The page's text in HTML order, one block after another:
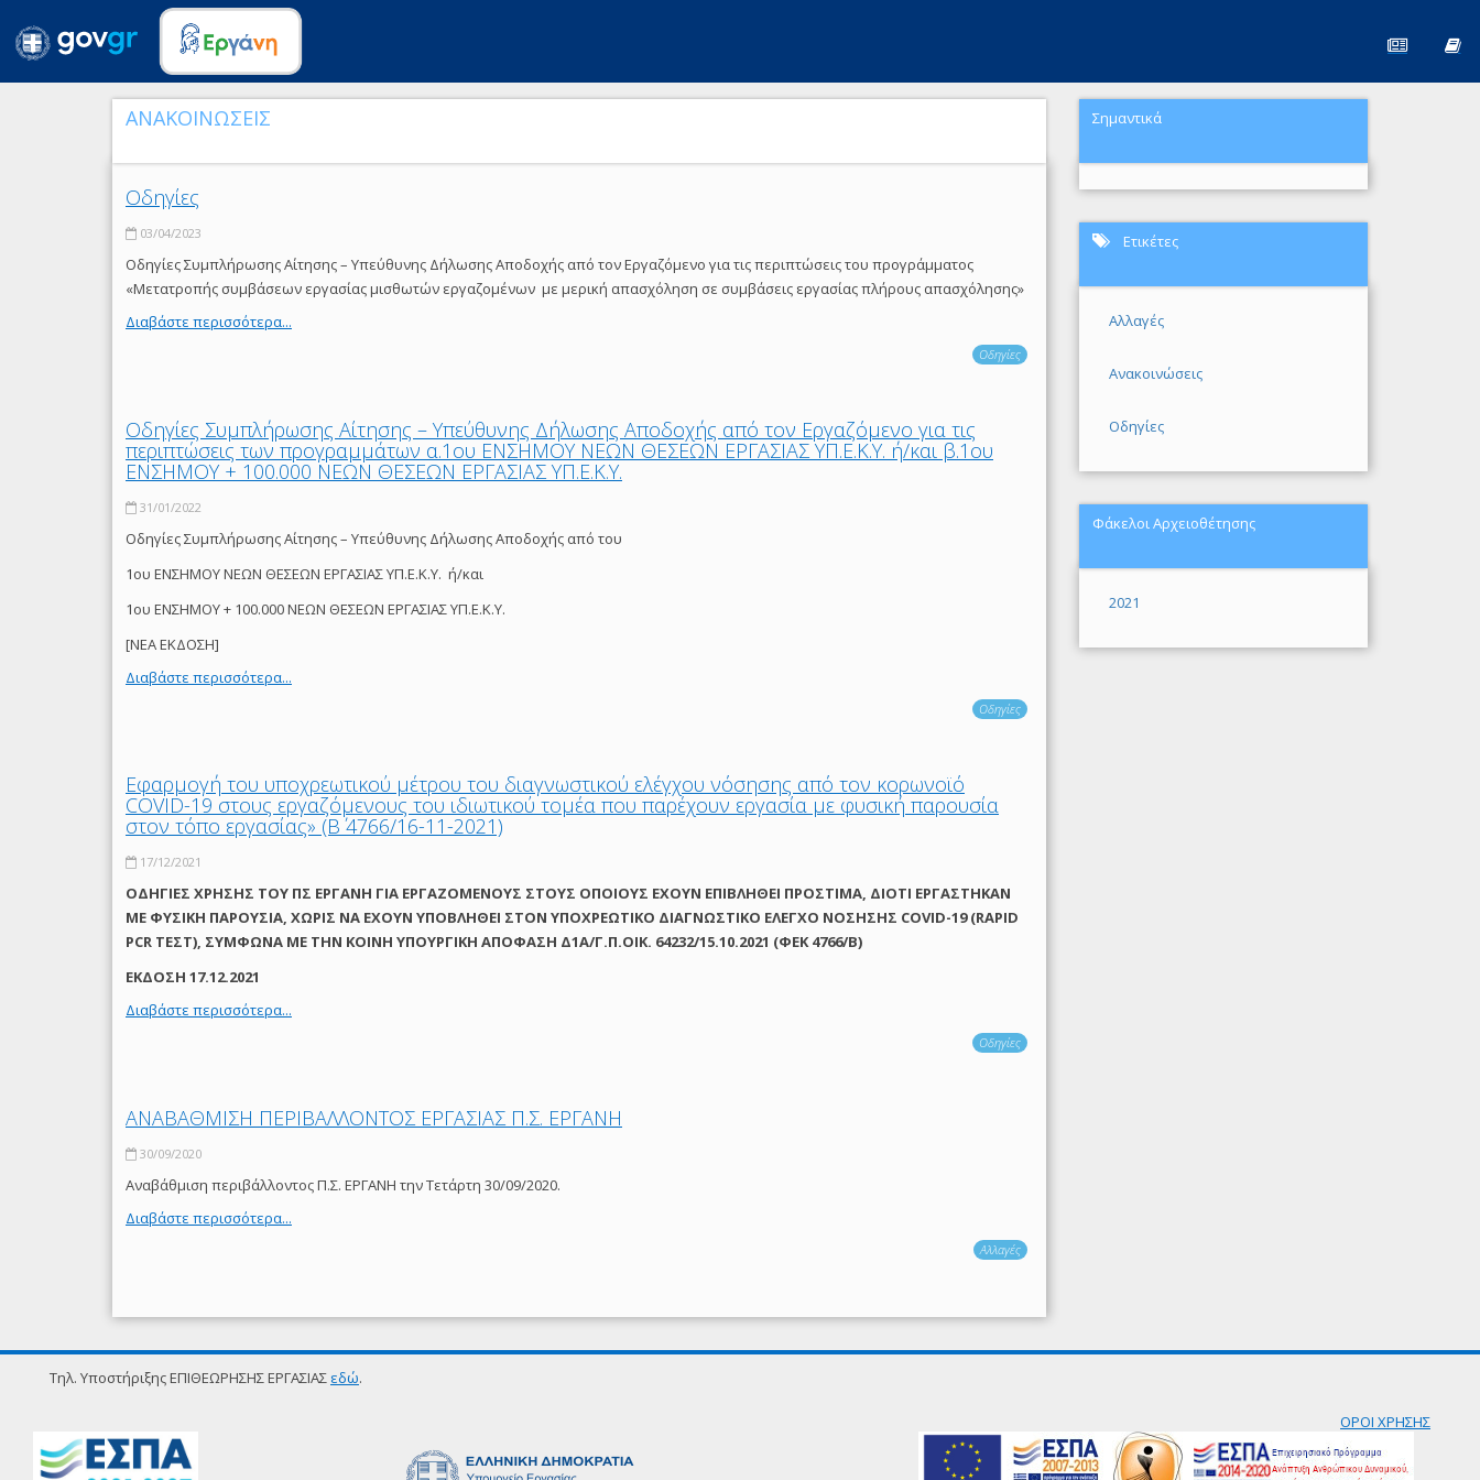
ΑΝΑΚΟΙΝΩΣΕΙΣ
Οδηγίες
03/04/2023
Οδηγίες Συμπλήρωσης Αίτησης – Υπεύθυνης Δήλωσης Αποδοχής από τον Εργαζόμενο για τις περιπτώσεις του προγράμματος
«Μετατροπής συμβάσεων εργασίας μισθωτών εργαζομένων με μερική απασχόληση σε συμβάσεις εργασίας πλήρους απασχόλησης»
Διαβάστε περισσότερα...
Οδηγίες
Οδηγίες Συμπλήρωσης Αίτησης – Υπεύθυνης Δήλωσης Αποδοχής από τον Εργαζόμενο για τις
περιπτώσεις των προγραμμάτων α.1ου ΕΝΣΗΜΟΥ ΝΕΩΝ ΘΕΣΕΩΝ ΕΡΓΑΣΙΑΣ ΥΠ.Ε.Κ.Υ. ή/και β.1ου
ΕΝΣΗΜΟΥ + 100.000 ΝΕΩΝ ΘΕΣΕΩΝ ΕΡΓΑΣΙΑΣ ΥΠ.Ε.Κ.Υ.
31/01/2022
Οδηγίες Συμπλήρωσης Αίτησης – Υπεύθυνης Δήλωσης Αποδοχής από του
1ου ΕΝΣΗΜΟΥ ΝΕΩΝ ΘΕΣΕΩΝ ΕΡΓΑΣΙΑΣ ΥΠ.Ε.Κ.Υ. ή/και
1ου ΕΝΣΗΜΟΥ + 100.000 ΝΕΩΝ ΘΕΣΕΩΝ ΕΡΓΑΣΙΑΣ ΥΠ.Ε.Κ.Υ.
[ΝΕΑ ΕΚΔΟΣΗ]
Διαβάστε περισσότερα...
Οδηγίες
Εφαρμογή του υποχρεωτικού μέτρου του διαγνωστικού ελέγχου νόσησης από τον κορωνοϊό
COVID-19 στους εργαζόμενους του ιδιωτικού τομέα που παρέχουν εργασία με φυσική παρουσία
στον τόπο εργασίας» (Β΄ 4766/16-11-2021)
17/12/2021
ΟΔΗΓΙΕΣ ΧΡΗΣΗΣ ΤΟΥ ΠΣ ΕΡΓΑΝΗ ΓΙΑ ΕΡΓΑΖΟΜΕΝΟΥΣ ΣΤΟΥΣ ΟΠΟΙΟΥΣ ΕΧΟΥΝ ΕΠΙΒΛΗΘΕΙ ΠΡΟΣΤΙΜΑ, ΔΙΟΤΙ ΕΡΓΑΣΤΗΚΑΝ
ΜΕ ΦΥΣΙΚΗ ΠΑΡΟΥΣΙΑ, ΧΩΡΙΣ ΝΑ ΕΧΟΥΝ ΥΠΟΒΛΗΘΕΙ ΣΤΟΝ ΥΠΟΧΡΕΩΤΙΚΟ ΔΙΑΓΝΩΣΤΙΚΟ ΕΛΕΓΧΟ ΝΟΣΗΣΗΣ COVID-19 (RAPID
PCR ΤΕΣΤ), ΣΥΜΦΩΝΑ ΜΕ THN ΚΟΙΝΗ ΥΠΟΥΡΓΙΚΗ ΑΠΟΦΑΣΗ Δ1Α/Γ.Π.ΟΙΚ. 64232/15.10.2021 (ΦΕΚ 4766/Β)
ΕΚΔΟΣΗ 17.12.2021
Διαβάστε περισσότερα...
Οδηγίες
ΑΝΑΒΑΘΜΙΣΗ ΠΕΡΙΒΑΛΛΟΝΤΟΣ ΕΡΓΑΣΙΑΣ Π.Σ. ΕΡΓΑΝΗ
30/09/2020
Αναβάθμιση περιβάλλοντος Π.Σ. ΕΡΓΑΝΗ την Τετάρτη 30/09/2020.
Διαβάστε περισσότερα...
Αλλαγές
Σημαντικά
Ετικέτες
Αλλαγές
Ανακοινώσεις
Οδηγίες
Φάκελοι Αρχειοθέτησης
2021
Τηλ. Υποστήριξης ΕΠΙΘΕΩΡΗΣΗΣ ΕΡΓΑΣΙΑΣ εδώ.
ΟΡΟΙ ΧΡΗΣΗΣ